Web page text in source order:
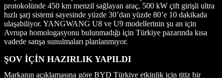
protokolünde 450 km menzil sağlayan araç, 500 kW çift girişli ultra
hızlı şarj sistemi sayesinde yüzde 30’dan yüzde 80’e 10 dakikada
ulaşabiliyor. YANGWANG U8 ve U9 modellerinin şu an için
Avrupa homologasyonu bulunmadığı için Türkiye pazarında kısa
vadede satışa sunulmaları planlanmıyor.
ŞOV İÇİN HAZIRLIK YAPILDI
Markanın açıklamasına göre BYD Türkiye etkinlik için titiz bir